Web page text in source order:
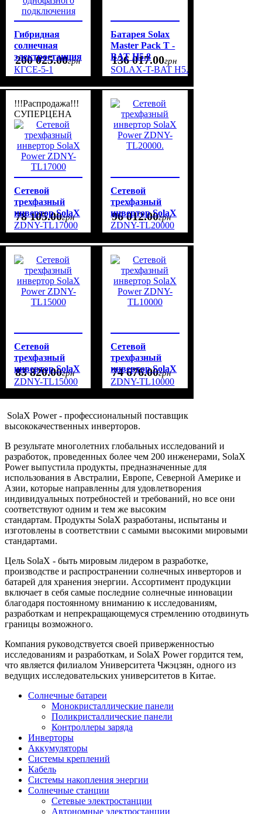
Гибридная
солнечная
электростанция
на 5 кВт,
комплект для
однофазного
подключения
КГСЕ-5-1
200 025.00грн
Батарея Solax
Master Pack T -
BAT H5.8
SOLAX-T-BAT H5.8
136 017.00грн
!!!Распродажа!!!
СУПЕРЦЕНА
Сетевой
трехфазный
инвертор SolaX
Power ZDNY-
TL17000
ZDNY-TL17000
78 105.00грн
Сетевой
трехфазный
инвертор SolaX
Power ZDNY-
TL20000.
ZDNY-TL20000
96 012.00грн
Сетевой
трехфазный
инвертор SolaX
Power ZDNY-
TL15000
ZDNY-TL15000
83 820.00грн
Сетевой
трехфазный
инвертор SolaX
Power ZDNY-
TL10000
ZDNY-TL10000
74 676.00грн
SolaX Power - профессиональный поставщик
высококачественных инверторов.
В результате многолетних глобальных исследований и
разработок, проведенных более чем 200 инженерами, SolaX
Power выпустила продукты, предназначенные для
использования в Австралии, Европе, Северной Америке и
Азии, которые направленны для удовлетворения
индивидуальных потребностей и требований, но все они
соответствуют одним и тем же высоким
стандартам. Продукты SolaX разработаны, испытаны и
изготовлены в соответствии с самыми высокими мировыми
стандартами.
Цель SolaX - быть мировым лидером в разработке,
производстве и распространении солнечных инверторов и
батарей для хранения энергии. Ассортимент продукции
включает в себя самые последние солнечные инновации
благодаря постоянному вниманию к исследованиям,
разработкам и непрекращающемуся стремлению отодвинуть
границы возможного.
Компания руководствуется своей приверженностью
исследованиям и разработкам, и SolaX Power гордится тем,
что является филиалом Университета Чжэцзян, одного из
ведущих исследовательских университетов в Китае.
Солнечные батареи
Монокристаллические панели
Поликристаллические панели
Контроллеры заряда
Инверторы
Аккумуляторы
Системы креплений
Кабель
Системы накопления энергии
Солнечные станции
Сетевые электростанции
Автономные электростанции